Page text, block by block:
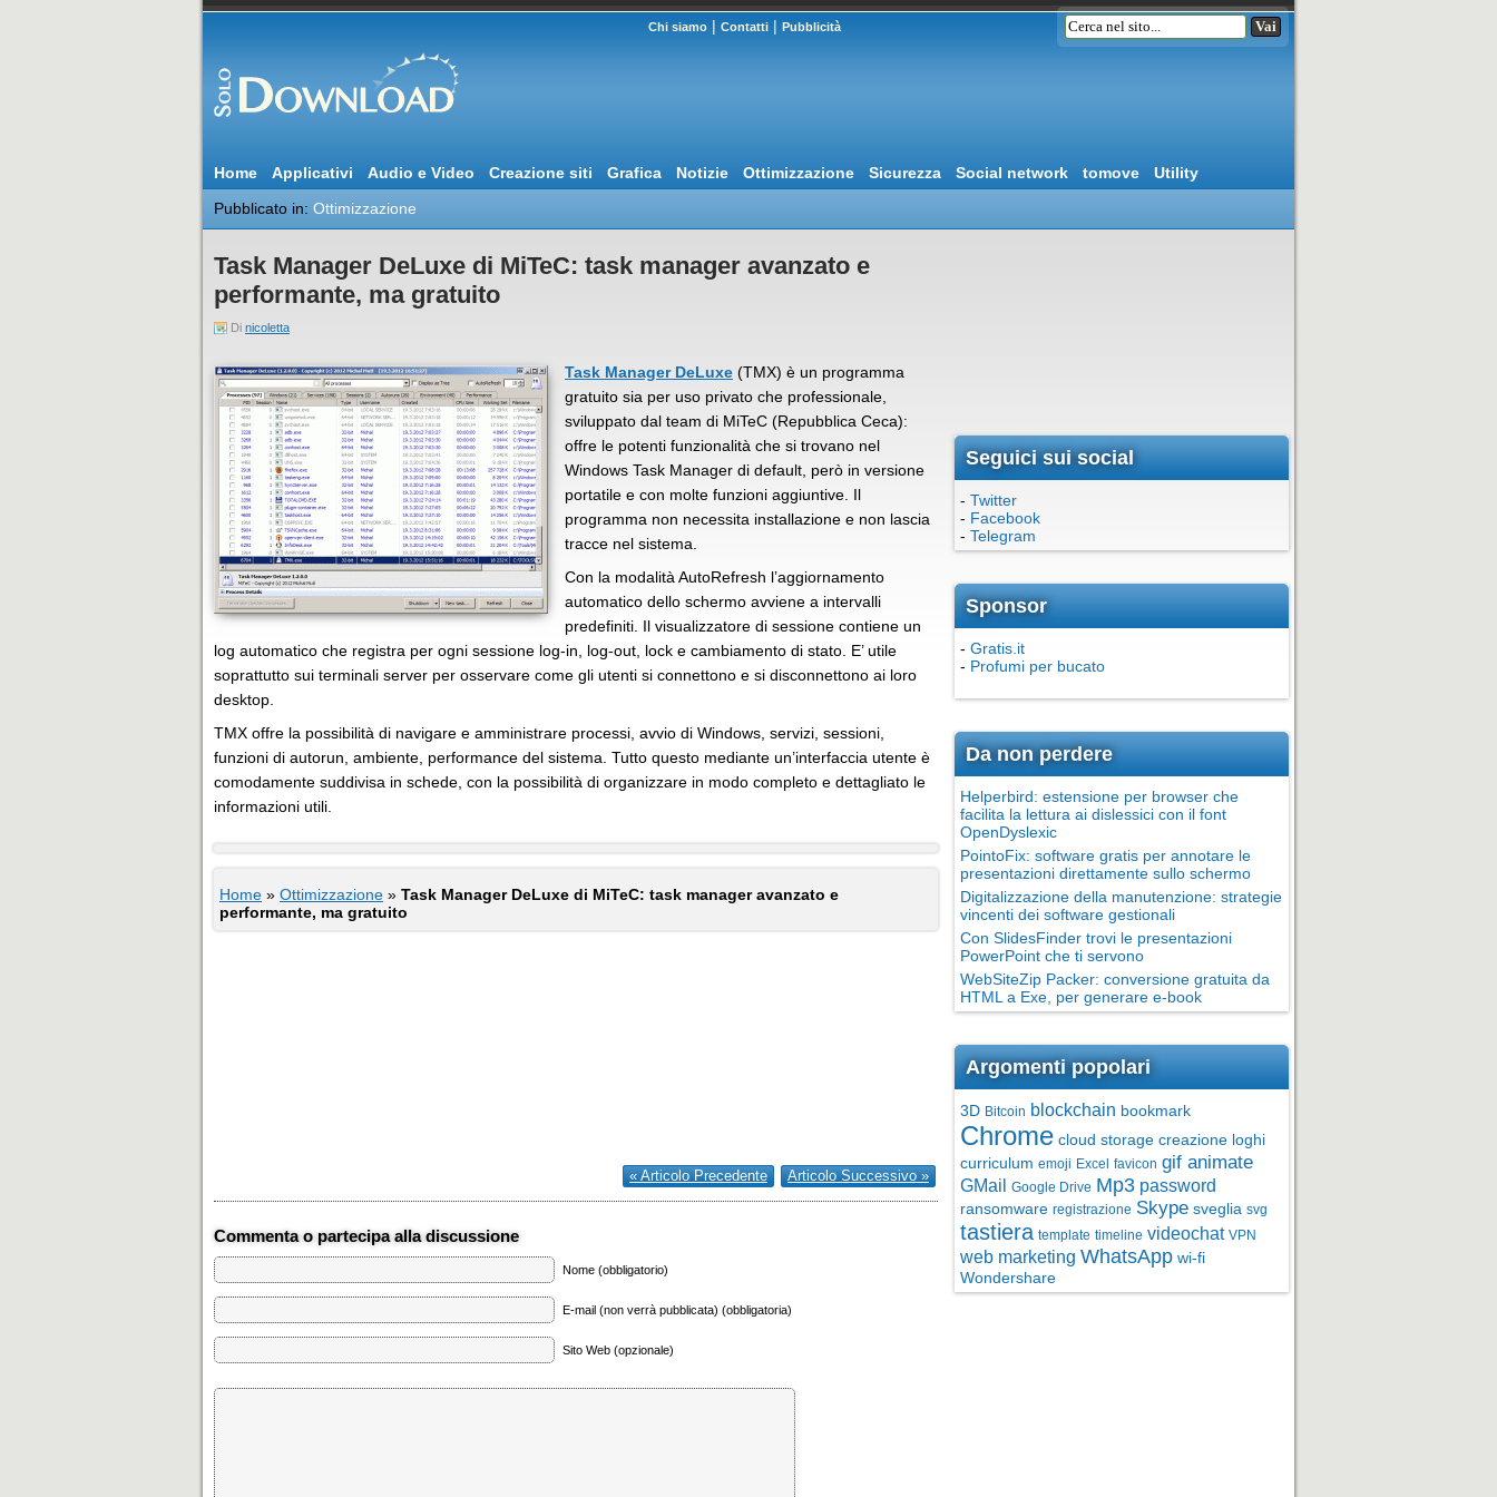
Chi siamo | Contatti | Pubblicità
Home Applicativi Audio e Video Creazione siti Grafica Notizie Ottimizzazione Sicurezza Social network tomove
Utility
Pubblicato in: Ottimizzazione
Task Manager DeLuxe di MiTeC: task manager avanzato e
performante, ma gratuito
Di nicoletta
Task Manager DeLuxe (TMX) è un programma
gratuito sia per uso privato che professionale,
sviluppato dal team di MiTeC (Repubblica Ceca):
offre le potenti funzionalità che si trovano nel
Windows Task Manager di default, però in versione
portatile e con molte funzioni aggiuntive. Il
programma non necessita installazione e non lascia
tracce nel sistema.
Con la modalità AutoRefresh l’aggiornamento
automatico dello schermo avviene a intervalli
predefiniti. Il visualizzatore di sessione contiene un
log automatico che registra per ogni sessione log-in, log-out, lock e cambiamento di stato. E’ utile
soprattutto sui terminali server per osservare come gli utenti si connettono e si disconnettono ai loro
desktop.
TMX offre la possibilità di navigare e amministrare processi, avvio di Windows, servizi, sessioni,
funzioni di autorun, ambiente, performance del sistema. Tutto questo mediante un’interfaccia utente è
comodamente suddivisa in schede, con la possibilità di organizzare in modo completo e dettagliato le
informazioni utili.
Home » Ottimizzazione » Task Manager DeLuxe di MiTeC: task manager avanzato e
performante, ma gratuito
« Articolo Precedente Articolo Successivo »
Commenta o partecipa alla discussione
Nome (obbligatorio)
E-mail (non verrà pubblicata) (obbligatoria)
Sito Web (opzionale)
Seguici sui social
- Twitter
- Facebook
- Telegram
Sponsor
- Gratis.it
- Profumi per bucato
Da non perdere
Helperbird: estensione per browser che
facilita la lettura ai dislessici con il font
OpenDyslexic
PointoFix: software gratis per annotare le
presentazioni direttamente sullo schermo
Digitalizzazione della manutenzione: strategie
vincenti dei software gestionali
Con SlidesFinder trovi le presentazioni
PowerPoint che ti servono
WebSiteZip Packer: conversione gratuita da
HTML a Exe, per generare e-book
Argomenti popolari
3D Bitcoin blockchain bookmark
Chrome cloud storage creazione loghi
curriculum emoji Excel favicon gif animate
GMail Google Drive Mp3 password
ransomware registrazione Skype sveglia svg
tastiera template timeline videochat VPN
web marketing WhatsApp wi-fi
Wondershare